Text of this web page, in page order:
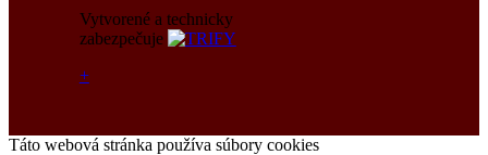
Vytvorené a technicky
zabezpečuje
+
Táto webová stránka používa súbory cookies